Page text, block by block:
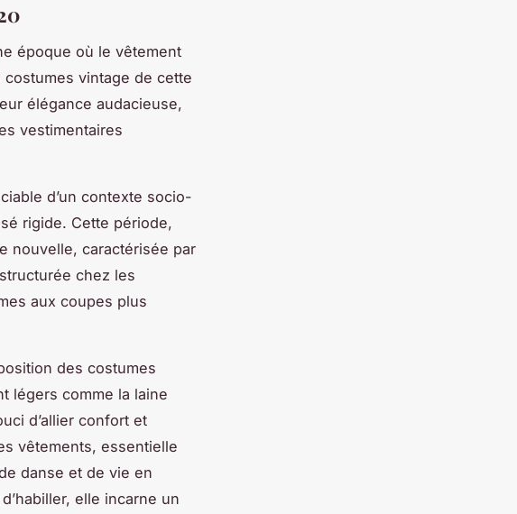
époque où le vêtement
vintage de cette
élégance audacieuse,
vestimentaires
d’un contexte socio-
rigide. Cette période,
nouvelle, caractérisée par
chez les
aux coupes plus
des costumes
légers comme la laine
d’allier confort et
vêtements, essentielle
danse et de vie en
elle incarne un